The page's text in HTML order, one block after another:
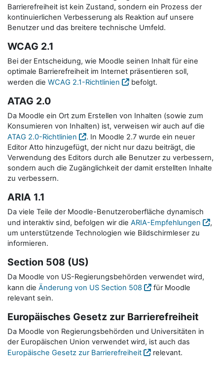
Barrierefreiheit ist kein Zustand, sondern ein Prozess der
kontinuierlichen Verbesserung als Reaktion auf unsere
Benutzer und das breitere technische Umfeld.
WCAG 2.1
Bei der Entscheidung, wie Moodle seinen Inhalt für eine
optimale Barrierefreiheit im Internet präsentieren soll,
werden die WCAG 2.1-Richtlinien befolgt.
ATAG 2.0
Da Moodle ein Ort zum Erstellen von Inhalten (sowie zum
Konsumieren von Inhalten) ist, verweisen wir auch auf die
ATAG 2.0-Richtlinien
. In Moodle 2.7 wurde ein neuer
Editor Atto hinzugefügt, der nicht nur dazu beiträgt, die
Verwendung des Editors durch alle Benutzer zu verbessern,
sondern auch die Zugänglichkeit der damit erstellten Inhalte
zu verbessern.
ARIA 1.1
Da viele Teile der Moodle-Benutzeroberfläche dynamisch
und interaktiv sind, befolgen wir die ARIA-Empfehlungen
,
um unterstützende Technologien wie Bildschirmleser zu
informieren.
Section 508 (US)
Da Moodle von US-Regierungsbehörden verwendet wird,
kann die Änderung von US Section 508
für Moodle
relevant sein.
Europäisches Gesetz zur Barrierefreiheit
Da Moodle von Regierungsbehörden und Universitäten in
der Europäischen Union verwendet wird, ist auch das
Europäische Gesetz zur Barrierefreiheit
relevant.